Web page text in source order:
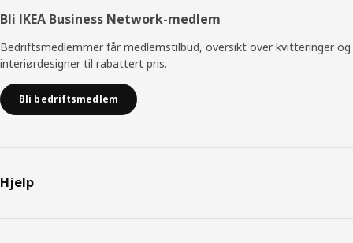
størrelser som EKET inneholder», sier Petra, som nå ser
våre kommer til å finne mange spennende kombinasjoner
som vi ikke en gang har tenkt på».
Bli IKEA Business Network-medlem
Bedriftsmedlemmer får medlemstilbud, oversikt over kvitteringer og
interiørdesigner til rabattert pris.
Bli bedriftsmedlem
Hjelp